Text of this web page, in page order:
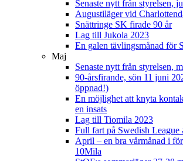
Senaste nytt från styrelsen,
Augustiläger vid
Snättringe SK firade 90 år
Lag till Jukola 2023
En galen tävlingsmånad för
Maj
Senaste nytt från styrelsen,
90-årsfirande, sön 11 juni
öppnad!)
En möjlighet att knyta
en insats
Lag till Tiomila 2023
Full fart på Swedish
April – en bra vårmånad i
10Mila